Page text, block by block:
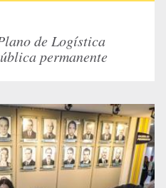
de Logística
permanente